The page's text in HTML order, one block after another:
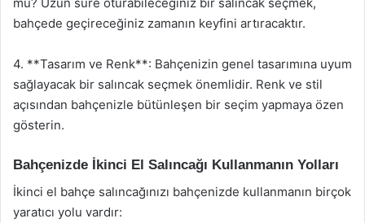
bahçede geçireceğiniz zamanın keyfini artıracaktır.
4. **Tasarım ve Renk**: Bahçenizin genel tasarımına uyum
sağlayacak bir salıncak seçmek önemlidir. Renk ve stil
açısından bahçenizle bütünleşen bir seçim yapmaya özen
gösterin.
Bahçenizde İkinci El Salıncağı Kullanmanın Yolları
İkinci el bahçe salıncağınızı bahçenizde kullanmanın birçok
yaratıcı yolu vardır: